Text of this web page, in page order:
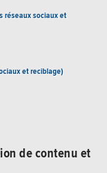
réseaux sociaux et
et reciblage)
de contenu et